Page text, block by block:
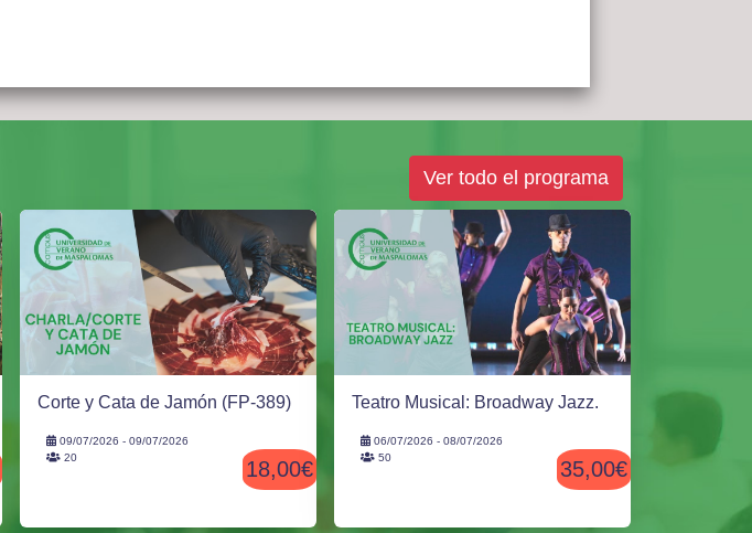
Ver todo el programa
Corte y Cata de Jamón (FP-389)
09/07/2026 - 09/07/2026
20
18,00€
Teatro Musical: Broadway Jazz.
06/07/2026 - 08/07/2026
50
35,00€